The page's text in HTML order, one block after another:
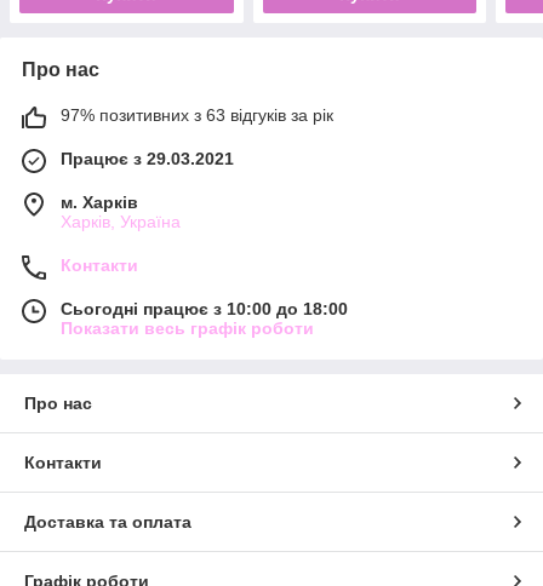
Про нас
97% позитивних з 63 відгуків за рік
Працює з 29.03.2021
м. Харків
Харків, Україна
Контакти
Сьогодні працює з 10:00 до 18:00
Показати весь графік роботи
Про нас
Контакти
Доставка та оплата
Графік роботи